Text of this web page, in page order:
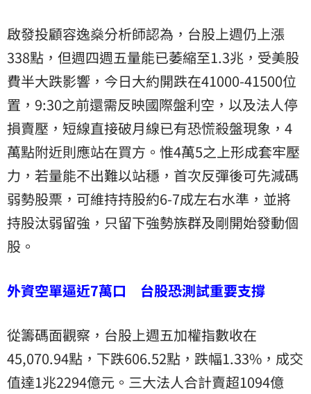
啟發投顧容逸燊分析師認為，台股上週仍上漲
338點，但週四週五量能已萎縮至1.3兆，受美股
費半大跌影響，今日大約開跌在41000-41500位
置，9:30之前還需反映國際盤利空，以及法人停
損賣壓，短線直接破月線已有恐慌殺盤現象，4
萬點附近則應站在買方。惟4萬5之上形成套牢壓
力，若量能不出難以站穩，首次反彈後可先減碼
弱勢股票，可維持持股約6-7成左右水準，並將
持股汰弱留強，只留下強勢族群及剛開始發動個
股。
外資空單逼近7萬口 台股恐測試重要支撐
從籌碼面觀察，台股上週五加權指數收在
45,070.94點，下跌606.52點，跌幅1.33%，成交
值達1兆2294億元。三大法人合計賣超1094億